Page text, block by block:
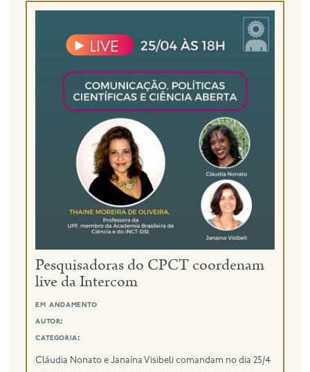
Pesquisadoras do CPCT coordenam
live da Intercom
em andamento
autor:
categoria:
Cláudia Nonato e Janaína Visibeli comandam no dia 25/4